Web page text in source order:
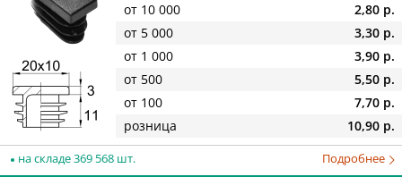
от 10 000
2,80 р.
от 5 000
3,30 р.
от 1 000
3,90 р.
от 500
5,50 р.
от 100
7,70 р.
розница
10,90 р.
на складе 369 568 шт. Подробнее